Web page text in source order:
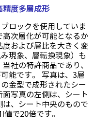
精度多層成形
ロックを使用していま
次層化が可能となるか
および層比を大きく変
現象、層転換現象）も
社の特許商品であり、
能です。 写真は、3層
金型で成形されたシー
面写真の左側は、シート
、シート中央のもので
で20倍です。